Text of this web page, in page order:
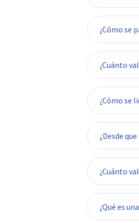
¿Cómo se
¿Cuánto
¿Cómo se
Hora
Hora
Hora
¿Desde
¿Cuánto
¿Qué es